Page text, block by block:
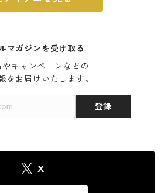
マガジンを受け取る
やキャンペーンなどの
をお届けいたします。
登録
X